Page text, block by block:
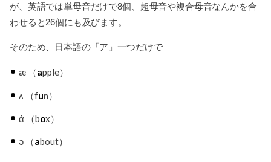
が、英語では単母音だけで8個、超母音や複合母音なんかを合
わせると26個にも及びます。
そのため、日本語の「ア」一つだけで
æ （apple）
ʌ （fun）
ά （box）
ə （about）